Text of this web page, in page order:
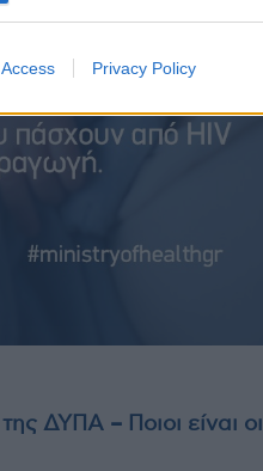
Privacy Policy
ΔΥΠΑ – Ποιοι είναι οι